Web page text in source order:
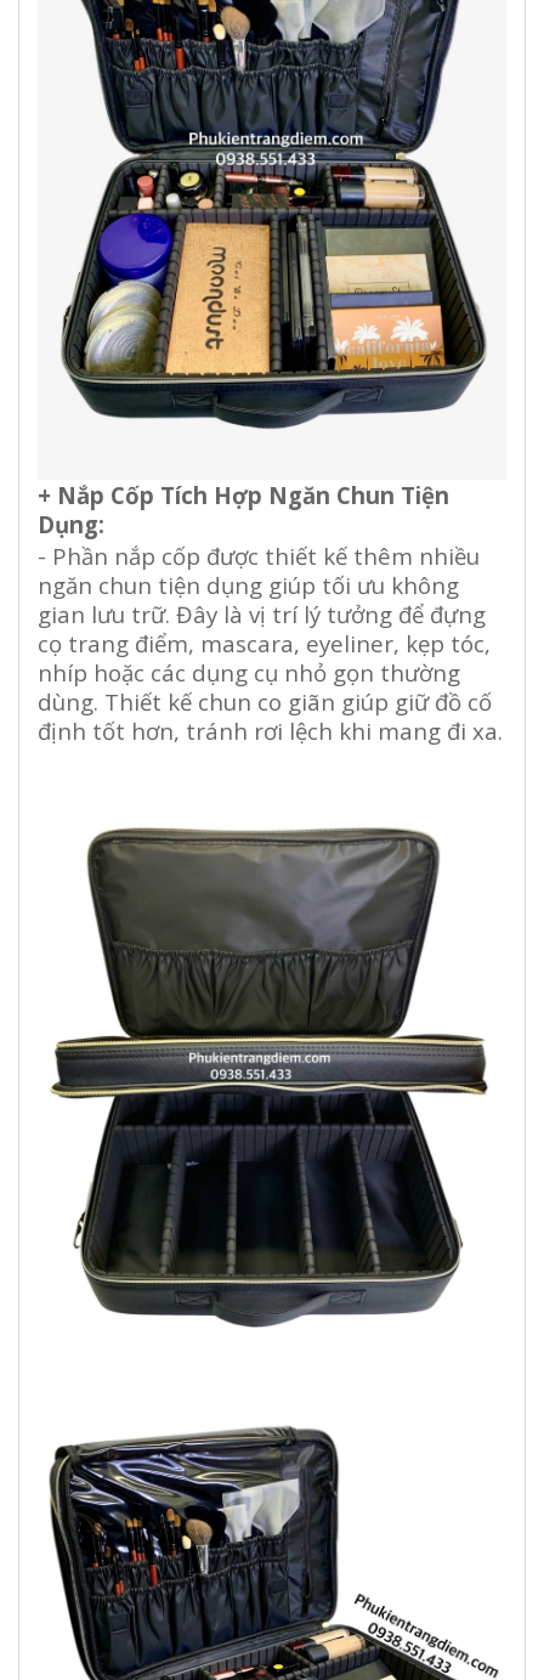
+ Nắp Cốp Tích Hợp Ngăn Chun Tiện
Dụng:
- Phần nắp cốp được thiết kế thêm nhiều
ngăn chun tiện dụng giúp tối ưu không
gian lưu trữ. Đây là vị trí lý tưởng để đựng
cọ trang điểm, mascara, eyeliner, kẹp tóc,
nhíp hoặc các dụng cụ nhỏ gọn thường
dùng. Thiết kế chun co giãn giúp giữ đồ cố
định tốt hơn, tránh rơi lệch khi mang đi xa.